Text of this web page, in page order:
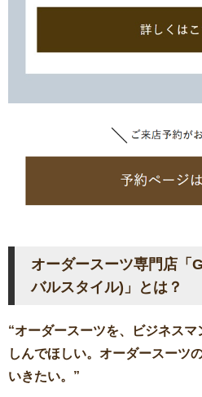
オーダースーツ専門店「
バルスタイル)」とは？
“オーダースーツを、ビジネス
しんでほしい。オーダースーツ
いきたい。”